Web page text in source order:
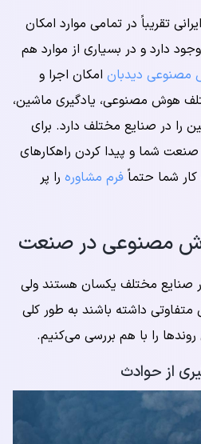
تقریباً در تمامی موارد امکان
دارد و در بسیاری از موارد هم
دیدبان امکان اجرا و
هوش مصنوعی، یادگیری ماشین،
را در صنایع مختلف دارد. برای
شما و پیدا کردن راهکارهای
شما حتماً فرم مشاوره را پر
صنایع مختلف یکسان هستند ولی
داشته باشند به طور کلی
را با هم بررسی می‌کنیم.